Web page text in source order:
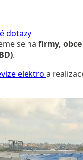
dotazy
se na firmy,
.
elektro a